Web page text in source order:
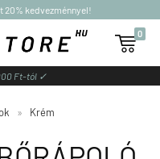
20% kedvezménnyel!

0
Ft-tól ✓
» Krém